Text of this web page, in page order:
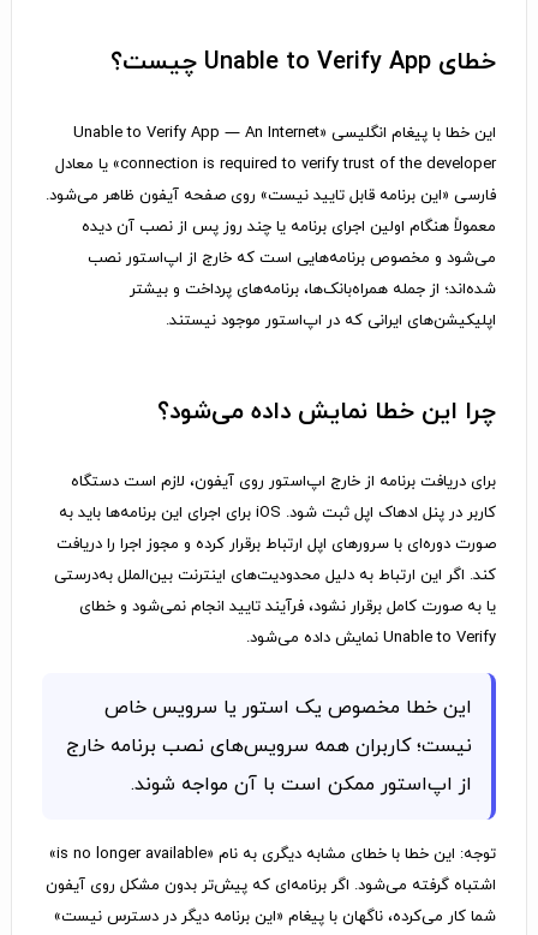
خطای Unable to Verify App چیست؟
این خطا با پیغام انگلیسی «Unable to Verify App — An Internet
connection is required to verify trust of the developer» یا معادل
فارسی «این برنامه قابل تایید نیست» روی صفحه آیفون ظاهر می‌شود.
معمولاً هنگام اولین اجرای برنامه یا چند روز پس از نصب آن دیده
می‌شود و مخصوص برنامه‌هایی است که خارج از اپ‌استور نصب
شده‌اند؛ از جمله همراه‌بانک‌ها، برنامه‌های پرداخت و بیشتر
اپلیکیشن‌های ایرانی که در اپ‌استور موجود نیستند.
چرا این خطا نمایش داده می‌شود؟
برای دریافت برنامه از خارج اپ‌استور روی آیفون، لازم است دستگاه
کاربر در پنل ادهاک اپل ثبت شود. iOS برای اجرای این برنامه‌ها باید به
صورت دوره‌ای با سرورهای اپل ارتباط برقرار کرده و مجوز اجرا را دریافت
کند. اگر این ارتباط به دلیل محدودیت‌های اینترنت بین‌الملل به‌درستی
یا به صورت کامل برقرار نشود، فرآیند تایید انجام نمی‌شود و خطای
Unable to Verify نمایش داده می‌شود.
این خطا مخصوص یک استور یا سرویس خاص
نیست؛ کاربران همه سرویس‌های نصب برنامه خارج
از اپ‌استور ممکن است با آن مواجه شوند.
توجه: این خطا با خطای مشابه دیگری به نام «is no longer available»
اشتباه گرفته می‌شود. اگر برنامه‌ای که پیش‌تر بدون مشکل روی آیفون
شما کار می‌کرده، ناگهان با پیغام «این برنامه دیگر در دسترس نیست»